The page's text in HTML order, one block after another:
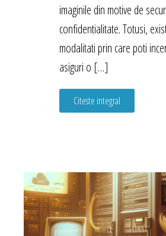
imaginile din motive de
confidentialitate. Totusi,
modalitati prin care poti
asiguri o […]
Citeste integral